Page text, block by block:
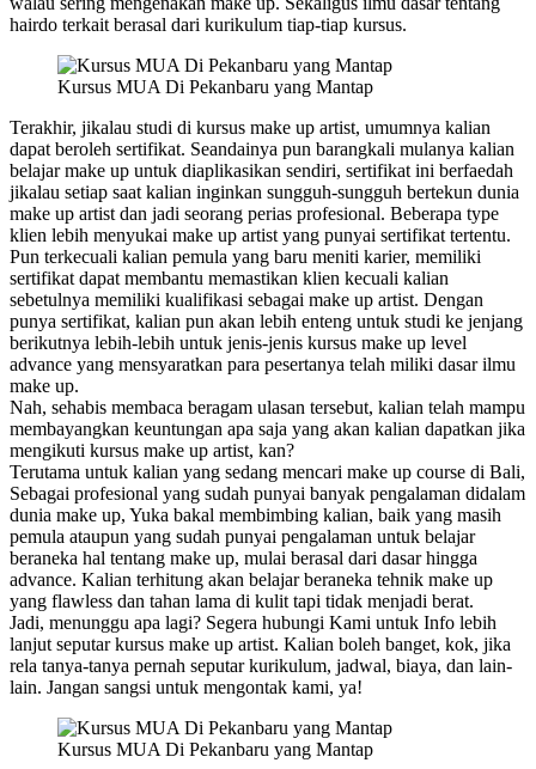
hairdo terkait berasal dari kurikulum tiap-tiap kursus.
Kursus MUA Di Pekanbaru yang Mantap
Terakhir, jikalau studi di kursus make up artist, umumnya kalian
dapat beroleh sertifikat. Seandainya pun barangkali mulanya kalian
belajar make up untuk diaplikasikan sendiri, sertifikat ini berfaedah
jikalau setiap saat kalian inginkan sungguh-sungguh bertekun dunia
make up artist dan jadi seorang perias profesional. Beberapa type
klien lebih menyukai make up artist yang punyai sertifikat tertentu.
Pun terkecuali kalian pemula yang baru meniti karier, memiliki
sertifikat dapat membantu memastikan klien kecuali kalian
sebetulnya memiliki kualifikasi sebagai make up artist. Dengan
punya sertifikat, kalian pun akan lebih enteng untuk studi ke jenjang
berikutnya lebih-lebih untuk jenis-jenis kursus make up level
advance yang mensyaratkan para pesertanya telah miliki dasar ilmu
make up.
Nah, sehabis membaca beragam ulasan tersebut, kalian telah mampu
membayangkan keuntungan apa saja yang akan kalian dapatkan jika
mengikuti kursus make up artist, kan?
Terutama untuk kalian yang sedang mencari make up course di Bali,
Sebagai profesional yang sudah punyai banyak pengalaman didalam
dunia make up, Yuka bakal membimbing kalian, baik yang masih
pemula ataupun yang sudah punyai pengalaman untuk belajar
beraneka hal tentang make up, mulai berasal dari dasar hingga
advance. Kalian terhitung akan belajar beraneka tehnik make up
yang flawless dan tahan lama di kulit tapi tidak menjadi berat.
Jadi, menunggu apa lagi? Segera hubungi Kami untuk Info lebih
lanjut seputar kursus make up artist. Kalian boleh banget, kok, jika
rela tanya-tanya pernah seputar kurikulum, jadwal, biaya, dan lain-
lain. Jangan sangsi untuk mengontak kami, ya!
Kursus MUA Di Pekanbaru yang Mantap